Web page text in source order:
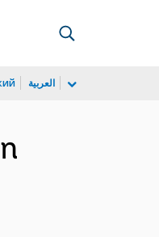
العربية